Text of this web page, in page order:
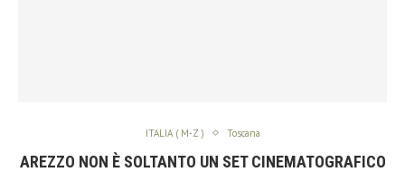
ITALIA ( M-Z ) Toscana
AREZZO NON È SOLTANTO UN SET CINEMATOGRAFICO